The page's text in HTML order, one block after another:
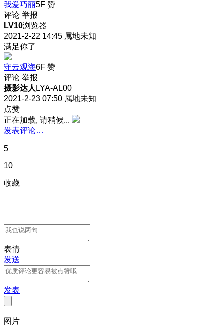
我爱巧丽5F 赞
评论 举报
LV10浏览器
2021-2-22 14:45 属地未知
满足你了
守云观海6F 赞
评论 举报
摄影达人 LYA-AL00
2021-2-23 07:50 属地未知
点赞
正在加载, 请稍候...
发表评论…
5
10
收藏
表情
发送
发表
图片